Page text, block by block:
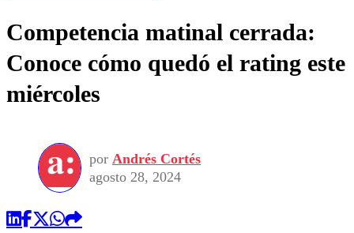
Competencia matinal cerrada:
Conoce cómo quedó el rating este
miércoles
por Andrés Cortés
agosto 28, 2024